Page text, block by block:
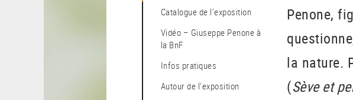
Catalogue de l’exposition
Vidéo – Giuseppe Penone à
la BnF
Infos pratiques
Autour de l'exposition
Penone,
la nature.
(Sève et